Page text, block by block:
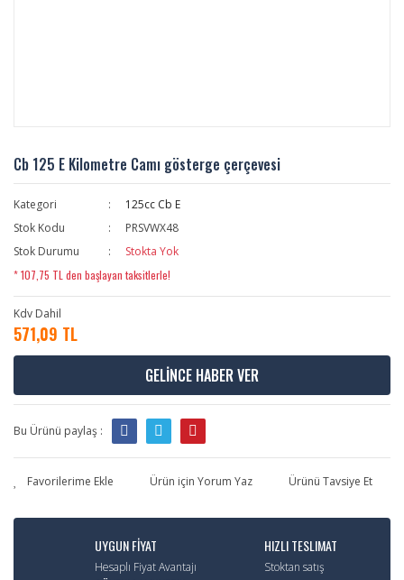
Cb 125 E Kilometre Camı gösterge çerçevesi
Kategori
125cc Cb E
Stok Kodu
PRSVWX48
Stok Durumu
Stokta Yok
* 107,75 TL den başlayan taksitlerle!
Kdv Dahil
571,09 TL
GELİNCE HABER VER
Bu Ürünü paylaş :
Ürün için Yorum Yaz Ürünü Tavsiye Et
UYGUN FİYAT
Hesaplı Fiyat Avantajı
HIZLI TESLIMAT
Stoktan satış